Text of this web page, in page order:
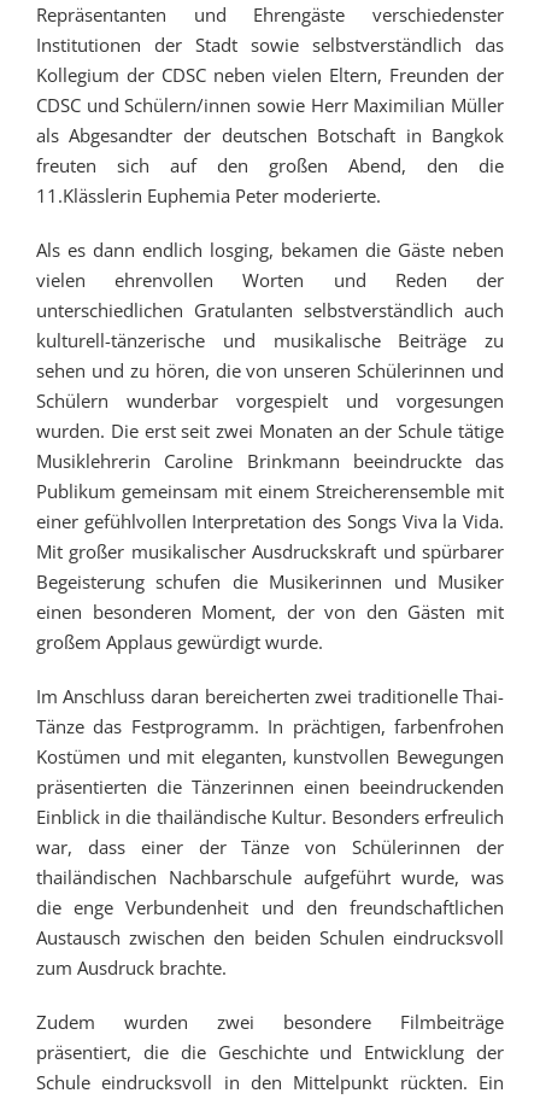
Repräsentanten und Ehrengäste verschiedenster
Institutionen der Stadt sowie selbstverständlich das
Kollegium der CDSC neben vielen Eltern, Freunden der
CDSC und Schülern/innen sowie Herr Maximilian Müller
als Abgesandter der deutschen Botschaft in Bangkok
freuten sich auf den großen Abend, den die
11.Klässlerin Euphemia Peter moderierte.
Als es dann endlich losging, bekamen die Gäste neben
vielen ehrenvollen Worten und Reden der
unterschiedlichen Gratulanten selbstverständlich auch
kulturell-tänzerische und musikalische Beiträge zu
sehen und zu hören, die von unseren Schülerinnen und
Schülern wunderbar vorgespielt und vorgesungen
wurden. Die erst seit zwei Monaten an der Schule tätige
Musiklehrerin Caroline Brinkmann beeindruckte das
Publikum gemeinsam mit einem Streicherensemble mit
einer gefühlvollen Interpretation des Songs Viva la Vida.
Mit großer musikalischer Ausdruckskraft und spürbarer
Begeisterung schufen die Musikerinnen und Musiker
einen besonderen Moment, der von den Gästen mit
großem Applaus gewürdigt wurde.
Im Anschluss daran bereicherten zwei traditionelle Thai-
Tänze das Festprogramm. In prächtigen, farbenfrohen
Kostümen und mit eleganten, kunstvollen Bewegungen
präsentierten die Tänzerinnen einen beeindruckenden
Einblick in die thailändische Kultur. Besonders erfreulich
war, dass einer der Tänze von Schülerinnen der
thailändischen Nachbarschule aufgeführt wurde, was
die enge Verbundenheit und den freundschaftlichen
Austausch zwischen den beiden Schulen eindrucksvoll
zum Ausdruck brachte.
Zudem wurden zwei besondere Filmbeiträge
präsentiert, die die Geschichte und Entwicklung der
Schule eindrucksvoll in den Mittelpunkt rückten. Ein